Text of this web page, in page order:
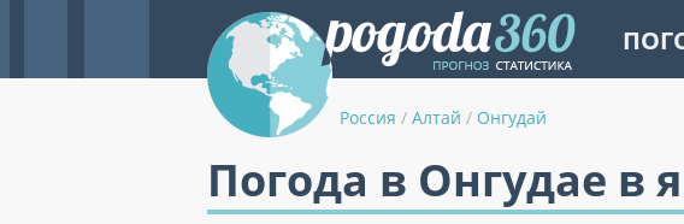
Россия / Алтай / Онгудай
Погода в Онгудае в